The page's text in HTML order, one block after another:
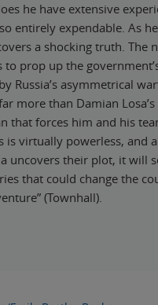
he have extensive
entirely expendable. As
a shocking truth. The
to prop up the
Russia’s asymmetrical
more than Damian
that forces him and his
is virtually powerless, and
uncovers their plot, it will
that could change the
(Townhall).